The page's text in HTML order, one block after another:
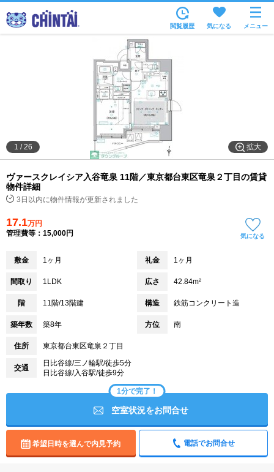
沿線・駅から
住所から
家賃相場から
通勤通学時間から
物件特集から
不動産会社から
TOP
閲覧履歴 気になる メニュー
拡大
1 /26
ヴァースクレイシア入谷竜泉 11階／東京都台東区竜泉２丁目の賃貸
物件詳細
3日以内に物件情報が更新されました
17.1万円
管理費等：15,000円
気になる
敷金 1ヶ月 礼金 1ヶ月
間取り 1LDK 広さ 42.84m²
階 11階/13階建 構造 鉄筋コンクリート造
築年数 築8年 方位 南
住所 東京都台東区竜泉２丁目
交通
日比谷線/三ノ輪駅/徒歩5分
日比谷線/入谷駅/徒歩9分
1分で完了！
空室状況をお問合せ
希望日時を選んで内見予約 電話でお問合せ